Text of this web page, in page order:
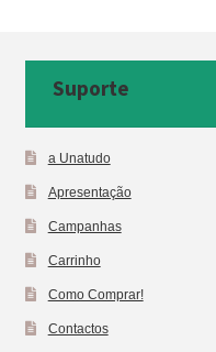
Suporte
a Unatudo
Apresentação
Campanhas
Carrinho
Como Comprar!
Contactos